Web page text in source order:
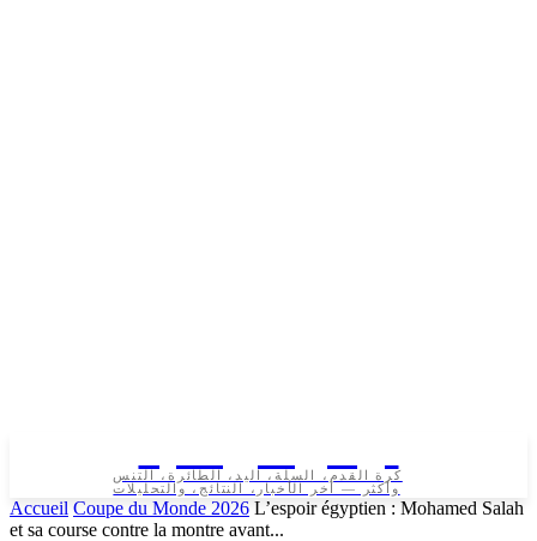
كرة القدم، السلة، اليد، الطائرة، التنس
وأكثر — آخر الأخبار، النتائج، والتحليلات
Accueil Coupe du Monde 2026 L’espoir égyptien : Mohamed Salah
et sa course contre la montre avant...